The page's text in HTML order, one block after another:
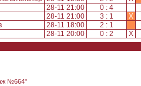
28-11 21:00
0 : 4
28-11 21:00 3 : 1
X
28-11 18:00
2 : 1
28-11 20:00 0 : 2
X
№664"